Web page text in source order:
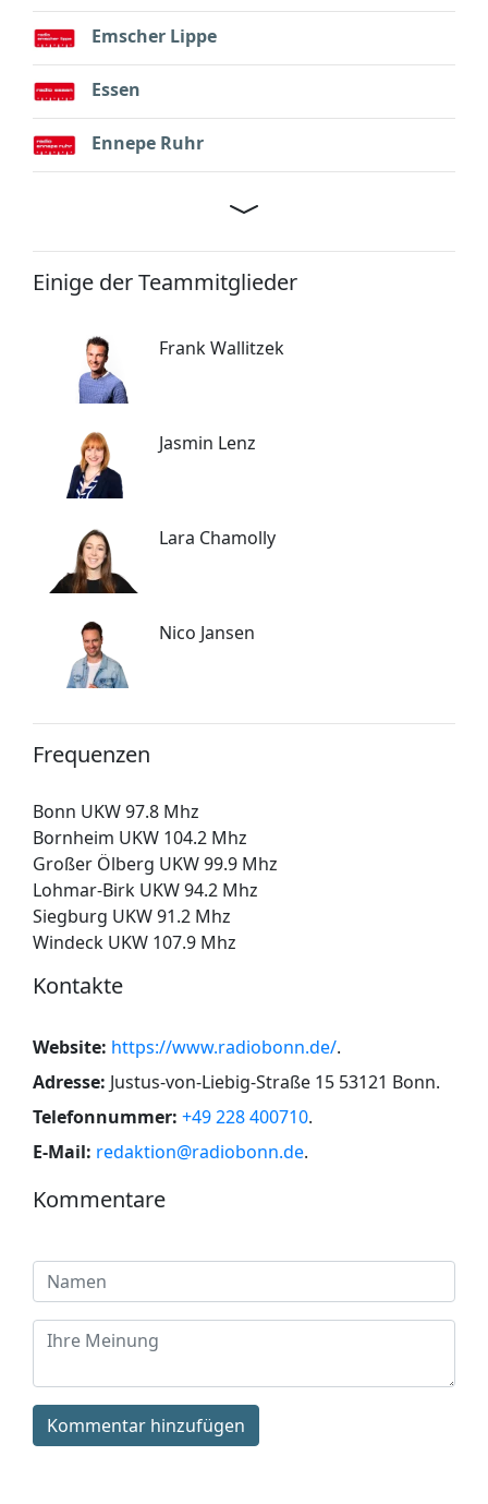
Emscher Lippe
Essen
Ennepe Ruhr
Einige der Teammitglieder
Frank Wallitzek
Jasmin Lenz
Lara Chamolly
Nico Jansen
Frequenzen
Bonn UKW 97.8 Mhz
Bornheim UKW 104.2 Mhz
Großer Ölberg UKW 99.9 Mhz
Lohmar-Birk UKW 94.2 Mhz
Siegburg UKW 91.2 Mhz
Windeck UKW 107.9 Mhz
Kontakte
Website: https://www.radiobonn.de/.
Adresse: Justus-von-Liebig-Straße 15 53121 Bonn.
Telefonnummer: +49 228 400710.
E-Mail: redaktion@radiobonn.de.
Kommentare
Kommentar hinzufügen